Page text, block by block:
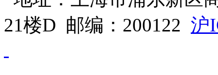
21楼D 邮编：200122 沪